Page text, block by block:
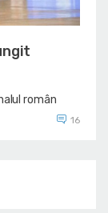
român
16